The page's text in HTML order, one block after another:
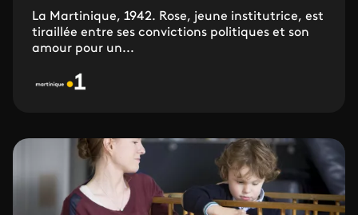
La Martinique, 1942. Rose, jeune institutrice, est
tiraillée entre ses convictions politiques et son
amour pour un...